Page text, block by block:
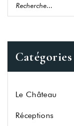
Catégories
Le Château
Réceptions